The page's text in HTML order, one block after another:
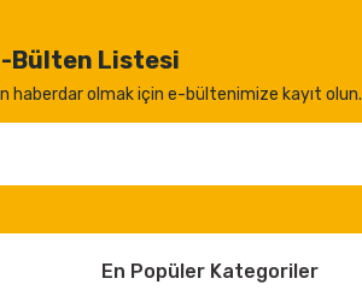
Bülten Listesi
haberdar olmak için e-bültenimize kayıt olun.
En Popüler Kategoriler